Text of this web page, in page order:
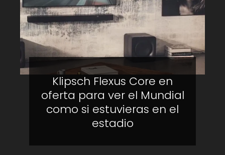
Klipsch Flexus Core en
oferta para ver el Mundial
como si estuvieras en el
estadio